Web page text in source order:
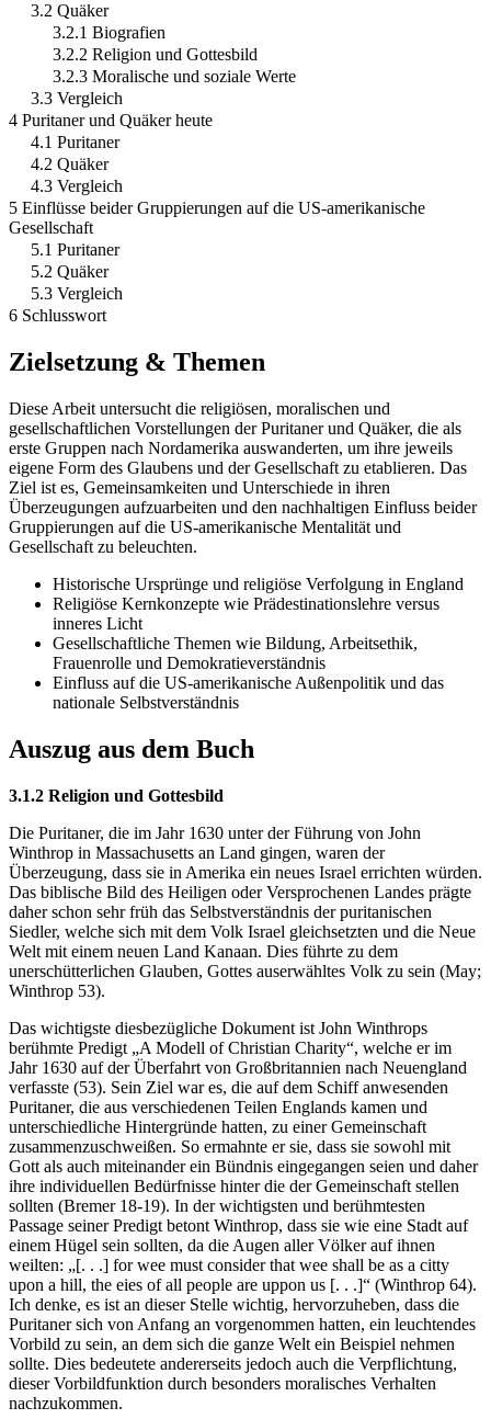
3.2 Quäker
3.2.1 Biografien
3.2.2 Religion und Gottesbild
3.2.3 Moralische und soziale Werte
3.3 Vergleich
4 Puritaner und Quäker heute
4.1 Puritaner
4.2 Quäker
4.3 Vergleich
5 Einflüsse beider Gruppierungen auf die US-amerikanische
Gesellschaft
5.1 Puritaner
5.2 Quäker
5.3 Vergleich
6 Schlusswort
Zielsetzung & Themen
Diese Arbeit untersucht die religiösen, moralischen und
gesellschaftlichen Vorstellungen der Puritaner und Quäker, die als
erste Gruppen nach Nordamerika auswanderten, um ihre jeweils
eigene Form des Glaubens und der Gesellschaft zu etablieren. Das
Ziel ist es, Gemeinsamkeiten und Unterschiede in ihren
Überzeugungen aufzuarbeiten und den nachhaltigen Einfluss beider
Gruppierungen auf die US-amerikanische Mentalität und
Gesellschaft zu beleuchten.
Historische Ursprünge und religiöse Verfolgung in England
Religiöse Kernkonzepte wie Prädestinationslehre versus
inneres Licht
Gesellschaftliche Themen wie Bildung, Arbeitsethik,
Frauenrolle und Demokratieverständnis
Einfluss auf die US-amerikanische Außenpolitik und das
nationale Selbstverständnis
Auszug aus dem Buch
3.1.2 Religion und Gottesbild
Die Puritaner, die im Jahr 1630 unter der Führung von John
Winthrop in Massachusetts an Land gingen, waren der
Überzeugung, dass sie in Amerika ein neues Israel errichten würden.
Das biblische Bild des Heiligen oder Versprochenen Landes prägte
daher schon sehr früh das Selbstverständnis der puritanischen
Siedler, welche sich mit dem Volk Israel gleichsetzten und die Neue
Welt mit einem neuen Land Kanaan. Dies führte zu dem
unerschütterlichen Glauben, Gottes auserwähltes Volk zu sein (May;
Winthrop 53).
Das wichtigste diesbezügliche Dokument ist John Winthrops
berühmte Predigt „A Modell of Christian Charity“, welche er im
Jahr 1630 auf der Überfahrt von Großbritannien nach Neuengland
verfasste (53). Sein Ziel war es, die auf dem Schiff anwesenden
Puritaner, die aus verschiedenen Teilen Englands kamen und
unterschiedliche Hintergründe hatten, zu einer Gemeinschaft
zusammenzuschweißen. So ermahnte er sie, dass sie sowohl mit
Gott als auch miteinander ein Bündnis eingegangen seien und daher
ihre individuellen Bedürfnisse hinter die der Gemeinschaft stellen
sollten (Bremer 18-19). In der wichtigsten und berühmtesten
Passage seiner Predigt betont Winthrop, dass sie wie eine Stadt auf
einem Hügel sein sollten, da die Augen aller Völker auf ihnen
weilten: „[. . .] for wee must consider that wee shall be as a citty
upon a hill, the eies of all people are uppon us [. . .]“ (Winthrop 64).
Ich denke, es ist an dieser Stelle wichtig, hervorzuheben, dass die
Puritaner sich von Anfang an vorgenommen hatten, ein leuchtendes
Vorbild zu sein, an dem sich die ganze Welt ein Beispiel nehmen
sollte. Dies bedeutete andererseits jedoch auch die Verpflichtung,
dieser Vorbildfunktion durch besonders moralisches Verhalten
nachzukommen.